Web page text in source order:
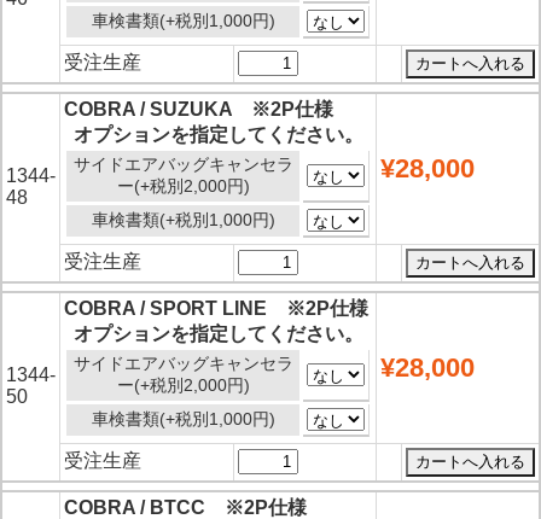
車検書類(+税別1,000円)
受注生産
1344-
48
COBRA / SUZUKA ※2P仕様
オプションを指定してください。
サイドエアバッグキャンセラ
ー(+税別2,000円)
車検書類(+税別1,000円)
¥28,000
受注生産
1344-
50
COBRA / SPORT LINE ※2P仕様
オプションを指定してください。
サイドエアバッグキャンセラ
ー(+税別2,000円)
車検書類(+税別1,000円)
¥28,000
受注生産
COBRA / BTCC ※2P仕様